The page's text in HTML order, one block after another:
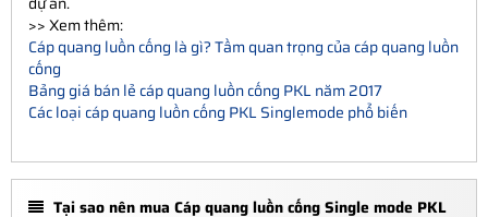
>> Xem thêm:
Cáp quang luồn cống là gì? Tầm quan trọng của cáp quang luồn
cống
Bảng giá bán lẻ cáp quang luồn cống PKL năm 2017
Các loại cáp quang luồn cống PKL Singlemode phổ biến
Tại sao nên mua Cáp quang luồn cống Single mode PKL